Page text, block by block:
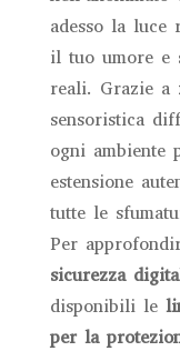
adesso la luce
il tuo umore e
reali. Grazie a
sensoristica
ogni ambiente
estensione
tutte le
Per
sicurezza
disponibili le
per la